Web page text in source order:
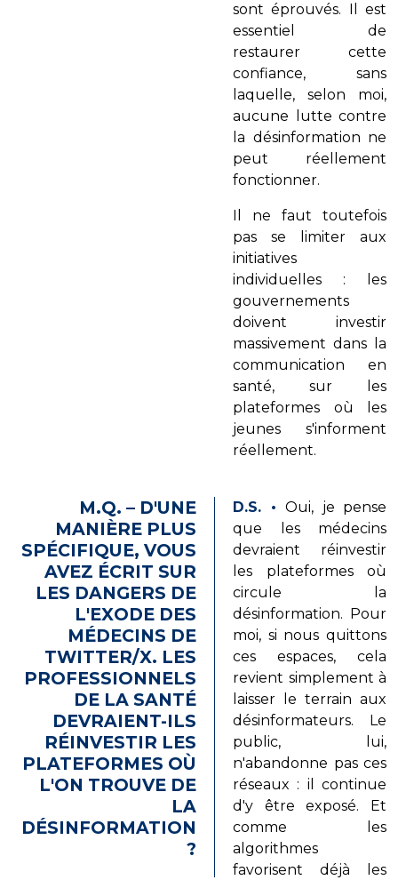
sont éprouvés. Il est
essentiel de
restaurer cette
confiance, sans
laquelle, selon moi,
aucune lutte contre
la désinformation ne
peut réellement
fonctionner.
Il ne faut toutefois
pas se limiter aux
initiatives
individuelles : les
gouvernements
doivent investir
massivement dans la
communication en
santé, sur les
plateformes où les
jeunes s'informent
réellement.
M.Q. – D'UNE
MANIÈRE PLUS
SPÉCIFIQUE, VOUS
AVEZ ÉCRIT SUR
LES DANGERS DE
L'EXODE DES
MÉDECINS DE
TWITTER/X. LES
PROFESSIONNELS
DE LA SANTÉ
DEVRAIENT-ILS
RÉINVESTIR LES
PLATEFORMES OÙ
L'ON TROUVE DE
LA
DÉSINFORMATION
?
D.S. • Oui, je pense
que les médecins
devraient réinvestir
les plateformes où
circule la
désinformation. Pour
moi, si nous quittons
ces espaces, cela
revient simplement à
laisser le terrain aux
désinformateurs. Le
public, lui,
n'abandonne pas ces
réseaux : il continue
d'y être exposé. Et
comme les
algorithmes
favorisent déjà les